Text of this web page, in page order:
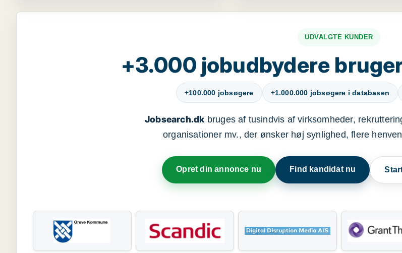
UDVALGTE KUNDER
+3.000 jobudbydere
+100.000 jobsøgere +1.000.000 jobsøgere i databasen
Jobsearch.dkbruges af tusindvis af virksomheder,
organisationer mv., der ønsker høj synlighed, flere
Opret din annonce nu Find kandidat nu